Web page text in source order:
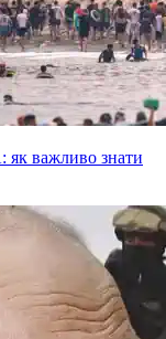
важливо знати